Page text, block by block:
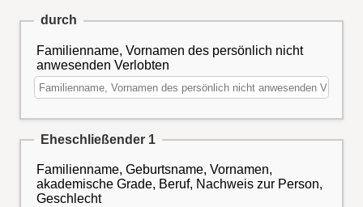
durch
Familienname, Vornamen des persönlich nicht
anwesenden Verlobten
Eheschließender 1
Familienname, Geburtsname, Vornamen,
akademische Grade, Beruf, Nachweis zur Person,
Geschlecht